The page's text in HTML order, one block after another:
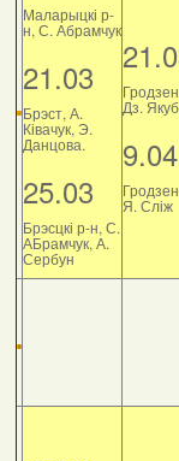
Маларыцкі р-
н, С. Абрамчук
21.03
Брэст, А.
Ківачук, Э.
Данцова.
25.03
Брэсцкі р-н, С.
АБрамчук, А.
Сербун
Дз.
9.04
Я. Сліж